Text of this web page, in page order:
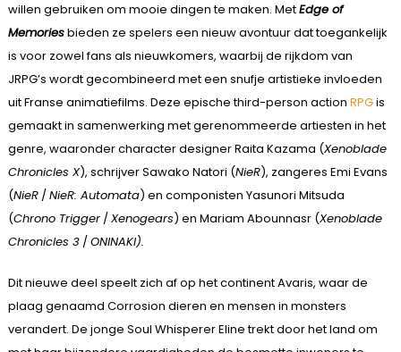
willen gebruiken om mooie dingen te maken. MetEdge of
Memoriesbieden ze spelers een nieuw avontuur dat toegankelijk
is voor zowel fans als nieuwkomers, waarbij de rijkdom van
JRPG’s wordt gecombineerd met een snufje artistieke invloeden
uit Franse animatiefilms. Deze epische third-person action RPGis
gemaakt in samenwerking met gerenommeerde artiesten in het
genre, waaronder character designer Raita Kazama (Xenoblade
Chronicles X), schrijver Sawako Natori (NieR), zangeres Emi Evans
(NieR/NieR: Automata) en componisten Yasunori Mitsuda
(Chrono Trigger/Xenogears) en Mariam Abounnasr (Xenoblade
Chronicles 3/ONINAKI).
Dit nieuwe deel speelt zich af op het continent Avaris, waar de
plaag genaamd Corrosion dieren en mensen in monsters
verandert. De jonge Soul Whisperer Eline trekt door het land om